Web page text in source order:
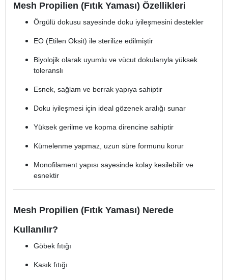
Mesh Propilien (Fıtık Yaması) Özellikleri
Örgülü dokusu sayesinde doku iyileşmesini destekler
EO (Etilen Oksit) ile sterilize edilmiştir
Biyolojik olarak uyumlu ve vücut dokularıyla yüksek
toleranslı
Esnek, sağlam ve berrak yapıya sahiptir
Doku iyileşmesi için ideal gözenek aralığı sunar
Yüksek gerilme ve kopma direncine sahiptir
Kümelenme yapmaz, uzun süre formunu korur
Monofilament yapısı sayesinde kolay kesilebilir ve
esnektir
Mesh Propilien (Fıtık Yaması) Nerede
Kullanılır?
Göbek fıtığı
Kasık fıtığı